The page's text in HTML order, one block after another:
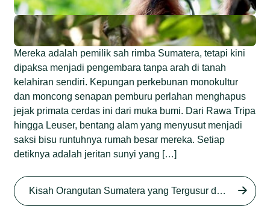
Sumatera di Rawa Tripa
Junaidi Hanafiah 27 Agu 2025
Begini Modus Perburuan
Mereka adalah pemilik sah rimba Sumatera, tetapi kini
dipaksa menjadi pengembara tanpa arah di tanah
kelahiran sendiri. Kepungan perkebunan monokultur
dan moncong senapan pemburu perlahan menghapus
jejak primata cerdas ini dari muka bumi. Dari Rawa Tripa
hingga Leuser, bentang alam yang menyusut menjadi
saksi bisu runtuhnya rumah besar mereka. Setiap
detiknya adalah jeritan sunyi yang […]
Kisah Orangutan Sumatera yang Tergusur dari Rumah Sendiri series